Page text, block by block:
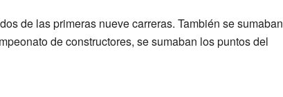
de las primeras nueve carreras. También se sumaban
de constructores, se sumaban los puntos del